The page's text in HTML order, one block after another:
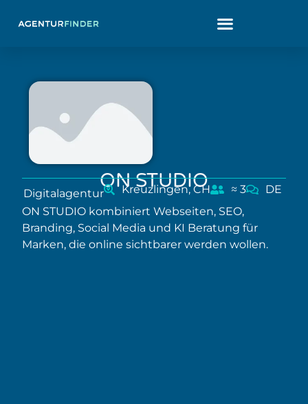
ON STUDIO
Digitalagentur Kreuzlingen, CH ≈ 3
DE
ON STUDIO kombiniert Webseiten, SEO,
Branding, Social Media und KI Beratung für
Marken, die online sichtbarer werden wollen.